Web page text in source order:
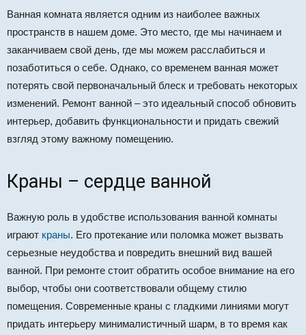
Ванная комната является одним из наиболее важных
пространств в нашем доме. Это место, где мы начинаем и
заканчиваем свой день, где мы можем расслабиться и
позаботиться о себе. Однако, со временем ванная может
потерять свой первоначальный блеск и требовать некоторых
изменений. Ремонт ванной – это идеальный способ обновить
интерьер, добавить функциональности и придать свежий
взгляд этому важному помещению.
Краны – сердце ванной
Важную роль в удобстве использования ванной комнаты
играют краны. Его протекание или поломка может вызвать
серьезные неудобства и повредить внешний вид вашей
ванной. При ремонте стоит обратить особое внимание на его
выбор, чтобы они соответствовали общему стилю
помещения. Современные краны с гладкими линиями могут
придать интерьеру минималистичный шарм, в то время как